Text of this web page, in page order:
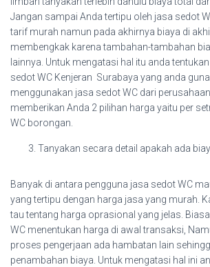
Jangan sampai Anda tertipu oleh jasa sedot
tarif murah namun pada akhirnya biaya di
membengkak karena tambahan-tambahan
lainnya. Untuk mengatasi hal itu anda
sedot WC Kenjeran Surabaya yang anda
menggunakan jasa sedot WC dari
memberikan Anda 2 pilihan harga yaitu per
WC borongan.
Tanyakan secara detail apakah ada
Banyak di antara pengguna jasa sedot WC
yang tertipu dengan harga jasa yang murah.
tau tentang harga oprasional yang jelas.
WC menentukan harga di awal transaksi,
proses pengerjaan ada hambatan lain
penambahan biaya. Untuk mengatasi hal ini